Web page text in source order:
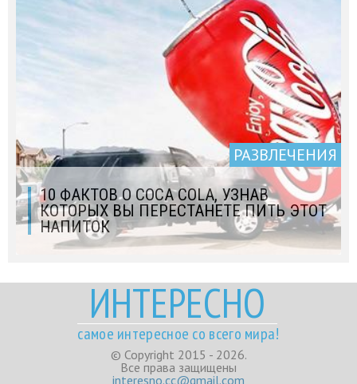
РАЗВЛЕЧЕНИЯ
10 ФАКТОВ О COCA COLA, УЗНАВ
КОТОРЫХ ВЫ ПЕРЕСТАНЕТЕ ПИТЬ ЭТОТ
НАПИТОК
ИНТЕРЕСНО
самое интересное со всего мира!
© Copyright 2015 - 2026.
Все права защищены
interesno.cc@gmail.com